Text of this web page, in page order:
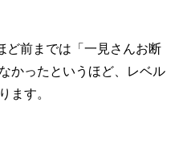
ど前までは「一見さんお断
かったというほど、レベル
ます。